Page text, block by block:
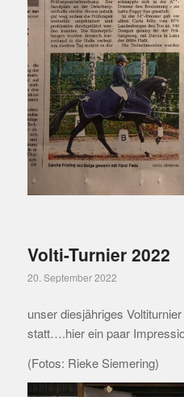
Volti-Turnier 2022
20. September 2022
unser diesjähriges
statt….hier ein paar
(Fotos: Rieke Siemering)